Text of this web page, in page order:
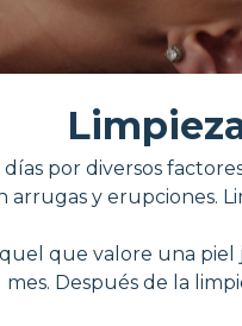
por diversos
y erupciones.
que valore una
Después de la